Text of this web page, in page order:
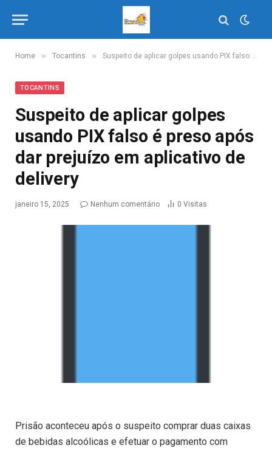
Home » Tocantins » Suspeito de aplicar golpes usando PIX falso é preso após dar prejuízo em aplicativo de delivery
TOCANTINS
Suspeito de aplicar golpes
usando PIX falso é preso após
dar prejuízo em aplicativo de
delivery
janeiro 15, 2025 Nenhum comentário 0 Visitas
Prisão aconteceu após o suspeito comprar duas caixas
de bebidas alcoólicas e efetuar o pagamento com